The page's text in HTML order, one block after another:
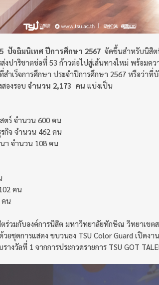
ปัจฉิมนิเทศ ปีการศึกษา 2567 จัดขึ้นสำหรับนิสิต
งปาริชาตช่อที่ 53 ก้าวต่อไปสู่เส้นทางใหม่ พร้อมคว
ำเร็จการศึกษา ประจำปีการศึกษา 2567 หรือว่า
องรอบ จำนวน 2,173 คน แบ่งเป็น
ร์ จำนวน 600 คน
กิจ จำนวน 462 คน
า จำนวน 108 คน
คน
คน
ร่วมกับองค์การนิสิต มหาวิทยาลัยทักษิณ วิทยาเขต
ชุดการแสดง ขบวนธง TSU Color Guard เปิดงา
งวัลที่ 1 จากการประกวดรายการ TSU GOT